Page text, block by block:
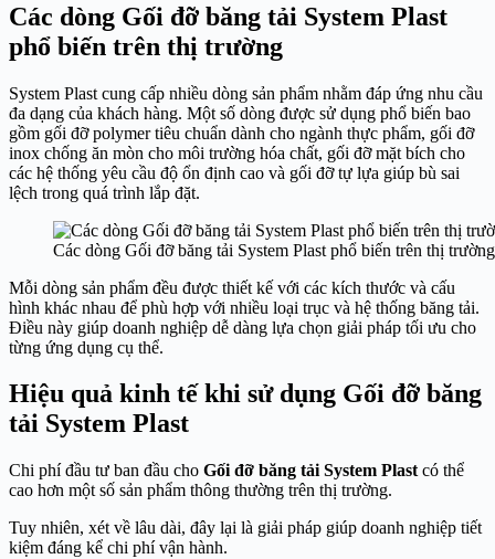
Các dòng Gối đỡ băng tải System Plast
phổ biến trên thị trường
System Plast cung cấp nhiều dòng sản phẩm nhằm đáp ứng nhu cầu
đa dạng của khách hàng. Một số dòng được sử dụng phổ biến bao
gồm gối đỡ polymer tiêu chuẩn dành cho ngành thực phẩm, gối đỡ
inox chống ăn mòn cho môi trường hóa chất, gối đỡ mặt bích cho
các hệ thống yêu cầu độ ổn định cao và gối đỡ tự lựa giúp bù sai
lệch trong quá trình lắp đặt.
Các dòng Gối đỡ băng tải System Plast phổ biến trên thị trường
Mỗi dòng sản phẩm đều được thiết kế với các kích thước và cấu
hình khác nhau để phù hợp với nhiều loại trục và hệ thống băng tải.
Điều này giúp doanh nghiệp dễ dàng lựa chọn giải pháp tối ưu cho
từng ứng dụng cụ thể.
Hiệu quả kinh tế khi sử dụng Gối đỡ băng
tải System Plast
Chi phí đầu tư ban đầu cho Gối đỡ băng tải System Plast có thể
cao hơn một số sản phẩm thông thường trên thị trường.
Tuy nhiên, xét về lâu dài, đây lại là giải pháp giúp doanh nghiệp tiết
kiệm đáng kể chi phí vận hành.